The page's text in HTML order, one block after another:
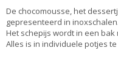
De chocomousse, het
gepresenteerd in inoxschalen.
Het schepijs wordt in een
Alles is in individuele potjes